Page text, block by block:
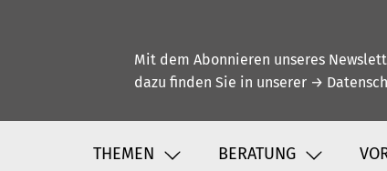
Mit dem Abonnieren unseres
dazu finden Sie in unserer →
THEMEN BERATUNG